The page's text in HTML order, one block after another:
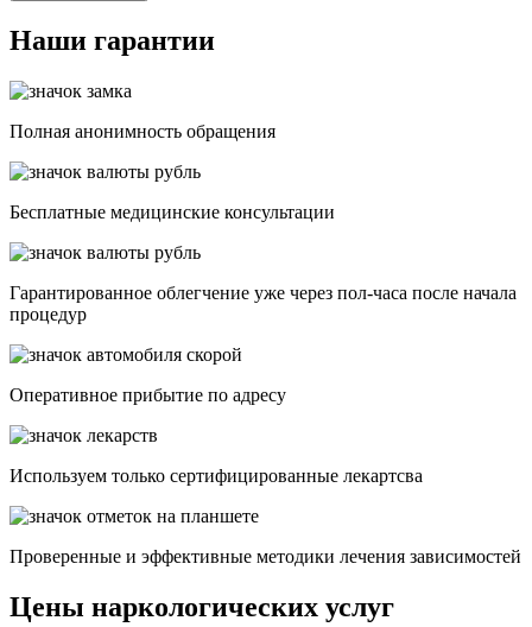
Наши гарантии
Полная анонимность обращения
Бесплатные медицинские консультации
Гарантированное облегчение уже через пол-часа после начала
процедур
Опеpативное прибытие по адресу
Используем только сертифицированные лекартсва
Проверенные и эффективные методики лечения зависимостей
Цены наркологических услуг